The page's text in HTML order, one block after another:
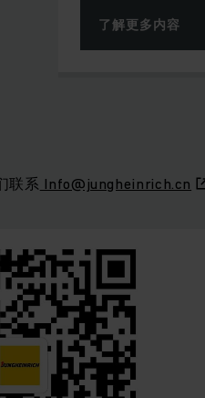
了解更多内容
联系 Info@jungheinrich.cn